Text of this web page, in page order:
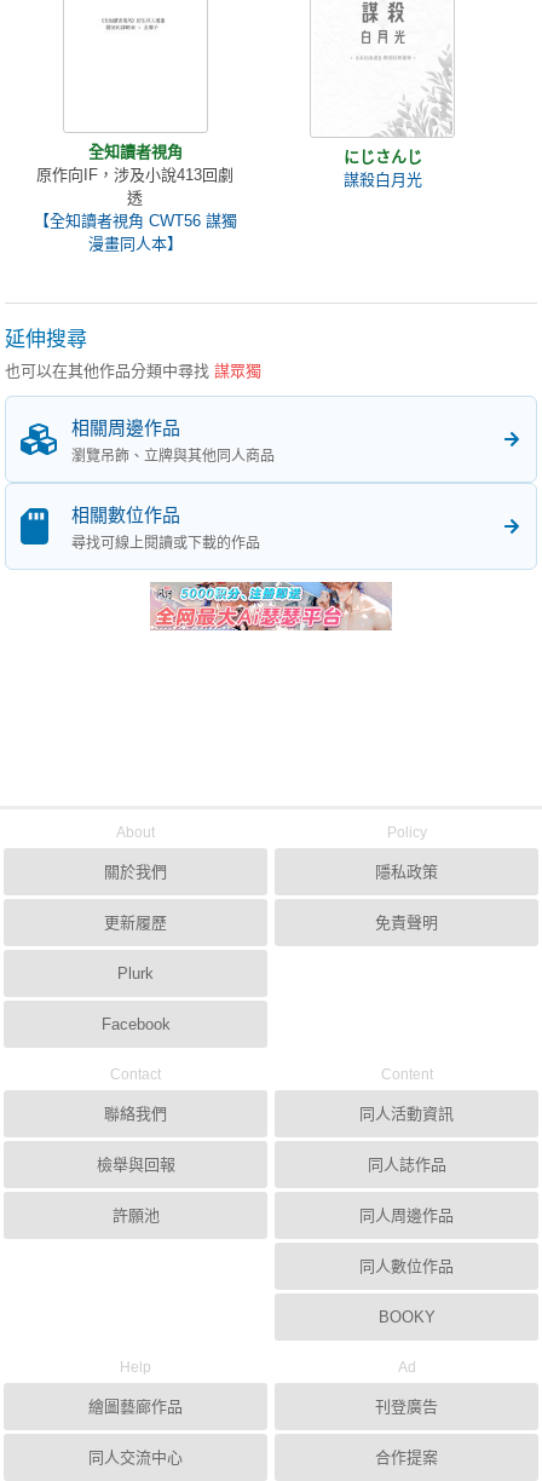
全知讀者視角
原作向IF，涉及小說413回劇
透
【全知讀者視角 CWT56 謀獨
漫畫同人本】
にじさんじ
謀殺白月光
延伸搜尋
也可以在其他作品分類中尋找謀眾獨
相關周邊作品
瀏覽吊飾、立牌與其他同人商品
相關數位作品
尋找可線上閱讀或下載的作品
About
關於我們
更新履歷
Plurk
Facebook
Policy
隱私政策
免責聲明
Contact
聯絡我們
檢舉與回報
許願池
Content
同人活動資訊
同人誌作品
同人周邊作品
同人數位作品
BOOKY
Help
繪圖藝廊作品
同人交流中心
Ad
刊登廣告
合作提案